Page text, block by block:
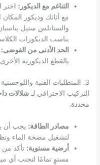
التناغم مع الديكور: اختر
مع أثاثك وديكور
والستانلس ستيل
يناسب الديكورات
الحد الأدنى من الفوضى:
بالقطع الديكورية
3. المتطلبات الفنية واللوجستية للتركيب
التركيب الاحترافي لـ شلالات
محددة.
مصادر الطاقة: يجب أن
لتشغيل مضخة الماء
أرضية مستوية: تأكد
مستوٍ تمامًا لتجنب أي